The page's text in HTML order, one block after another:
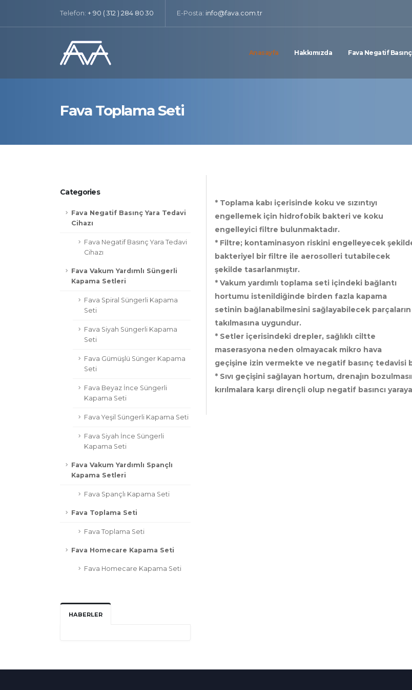
Telefon: + 90 ( 312 ) 284 80 30 E-Posta: info@fava.com.tr
Anasayfa Hakkımızda Fava Negatif
Fava Toplama Seti
Categories
Fava Negatif Basınç Yara Tedavi
Cihazı
Fava Negatif Basınç Yara Tedavi
Cihazı
Fava Vakum Yardımlı Süngerli
Kapama Setleri
Fava Spiral Süngerli Kapama
Seti
Fava Siyah Süngerli Kapama
Seti
Fava Gümüşlü Sünger Kapama
Seti
Fava Beyaz İnce Süngerli
Kapama Seti
Fava Yeşil Süngerli Kapama Seti
Fava Siyah İnce Süngerli
Kapama Seti
Fava Vakum Yardımlı Spançlı
Kapama Setleri
Fava Spançlı Kapama Seti
Fava Toplama Seti
Fava Toplama Seti
Fava Homecare Kapama Seti
Fava Homecare Kapama Seti
HABERLER
* Toplama kabı içerisinde koku ve sızıntıyı
engellemek için hidrofobik bakteri ve koku
engelleyici filtre bulunmaktadır.
* Filtre; kontaminasyon riskini engelleyecek
bakteriyel bir filtre ile aerosolleri tutabilecek
şekilde tasarlanmıştır.
* Vakum yardımlı toplama seti içindeki bağlantı
hortumu istenildiğinde birden fazla kapama
setinin bağlanabilmesini sağlayabilecek parçaların
takılmasına uygundur.
* Setler içerisindeki drepler, sağlıklı ciltte
maserasyona neden olmayacak mikro hava
geçişine izin vermekte ve negatif basınç
* Sıvı geçişini sağlayan hortum, drenajın
kırılmalara karşı dirençli olup negatif basıncı